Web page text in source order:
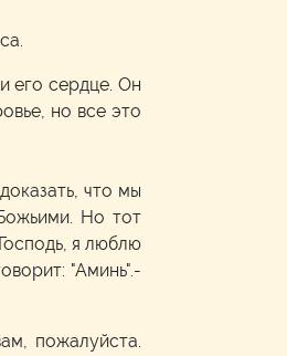
его сердце. Он
но все это
что мы
Но тот
я люблю
"Аминь".-
пожалуйста.